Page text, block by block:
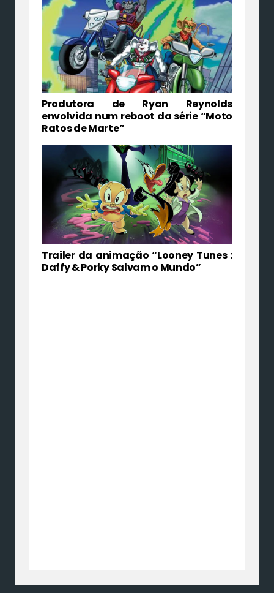
Produtora de Ryan Reynolds
envolvida num reboot da série “Moto
Ratos de Marte”
Trailer da animação “Looney Tunes :
Daffy & Porky Salvam o Mundo”